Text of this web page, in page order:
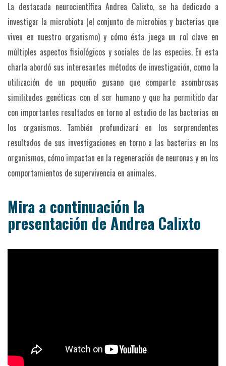
La destacada neurocientífica Andrea Calixto, se ha dedicado a
investigar la microbiota (el conjunto de microbios y bacterias que
viven en nuestro organismo) y cómo ésta juega un rol clave en
múltiples aspectos fisiológicos y sociales de las especies. En esta
charla abordó sus interesantes métodos de investigación, como la
utilización de un pequeño gusano que comparte asombrosas
similitudes genéticas con el ser humano y que ha permitido dar
con importantes resultados en torno al estudio de las bacterias en
los organismos. También profundizará en los sorprendentes
resultados de sus investigaciones en torno a las bacterias en los
organismos, cómo impactan en la regeneración de neuronas y en los
comportamientos de supervivencia en animales.
Mira a continuación la
presentación de Andrea Calixto